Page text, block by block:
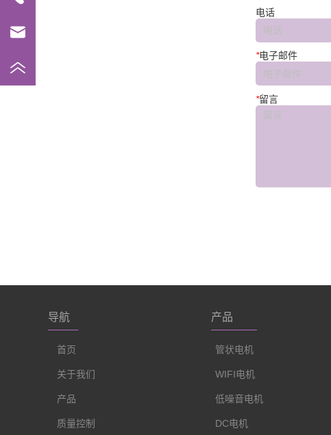
电话
*电子邮件
*留言
导航
首页
关于我们
产品
质量控制
产品
管状电机
WIFI电机
低噪音电机
DC电机